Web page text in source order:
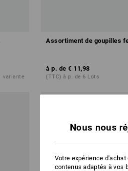
variante
Assortiment de goupilles
à p. de € 11,98
(TTC) à p. de 6 Lots
Nous nous
Votre expérience
contenus adaptés à vos